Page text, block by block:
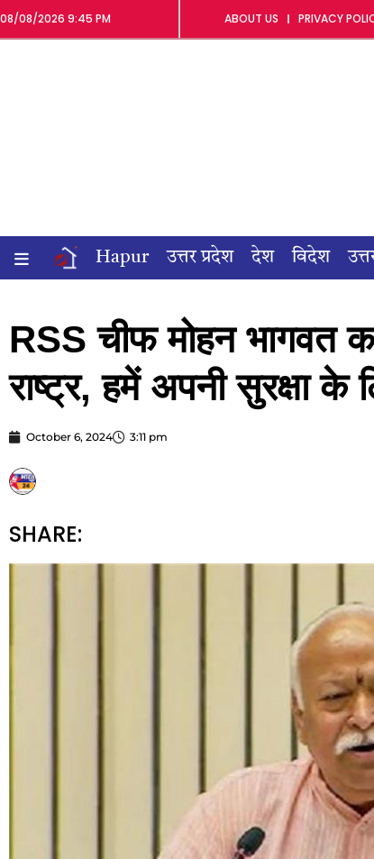
08/08/2026 9:45 PM ABOUT US PRIVACY
Hapur उत्तर प्रदेश देश विदेश
RSS चीफ मोहन भागवत
राष्ट्र, हमें अपनी सुरक्षा के
October 6, 2024 3:11 pm
SHARE: